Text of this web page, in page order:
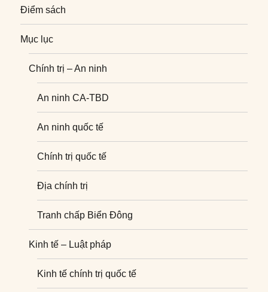
Điểm sách
Mục lục
Chính trị – An ninh
An ninh CA-TBD
An ninh quốc tế
Chính trị quốc tế
Địa chính trị
Tranh chấp Biển Đông
Kinh tế – Luật pháp
Kinh tế chính trị quốc tế